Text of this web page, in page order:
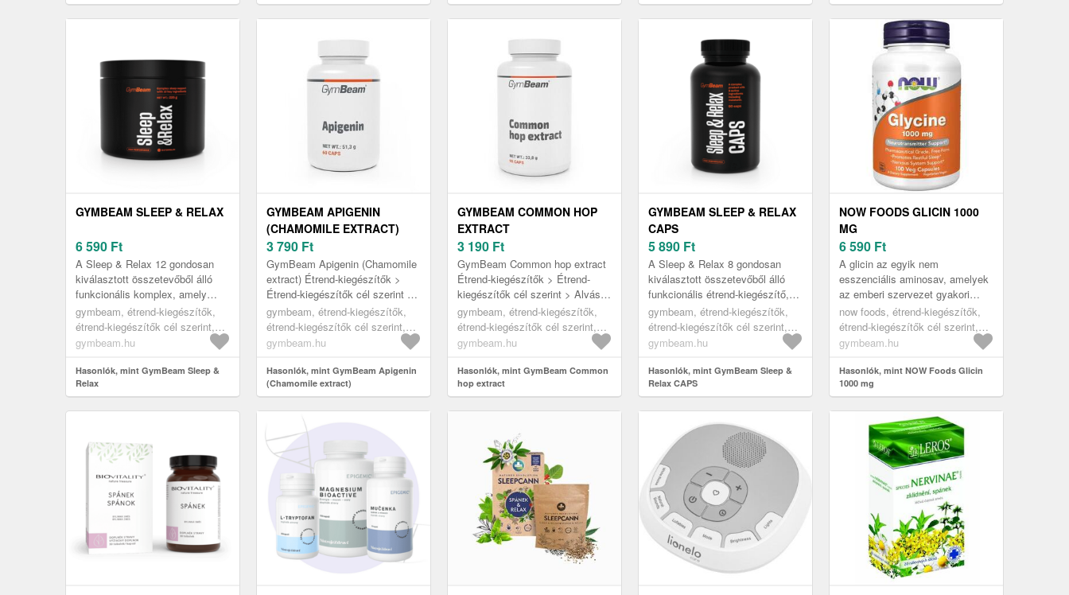
GYMBEAM SLEEP & RELAX
6 590 Ft
A Sleep & Relax 12 gondosan
kiválasztott összetevőből álló
funkcionális komplex, amely
remekül illeszkedik az elalvás
előtti rutino dba. A termék a...
gymbeam, étrend-kiegészítők,
étrend-kiegészítők cél szerint,
alvást segítő termékek
gymbeam.hu
Hasonlók, mint GymBeam Sleep &
Relax
GYMBEAM APIGENIN
(CHAMOMILE EXTRACT)
3 790 Ft
GymBeam Apigenin (Chamomile
extract) Étrend-kiegészítők >
Étrend-kiegészítők cél szerint >
Alvást segítő termékek
gymbeam, étrend-kiegészítők,
étrend-kiegészítők cél szerint,
alvást segítő termékek
gymbeam.hu
Hasonlók, mint GymBeam Apigenin
(Chamomile extract)
GYMBEAM COMMON HOP
EXTRACT
3 190 Ft
GymBeam Common hop extract
Étrend-kiegészítők > Étrend-
kiegészítők cél szerint > Alvást
segítő termékek
gymbeam, étrend-kiegészítők,
étrend-kiegészítők cél szerint,
alvást segítő termékek
gymbeam.hu
Hasonlók, mint GymBeam Common
hop extract
GYMBEAM SLEEP & RELAX
CAPS
5 890 Ft
A Sleep & Relax 8 gondosan
kiválasztott összetevőből álló
funkcionális étrend-kiegészítő,
amelyet az esti rutinhoz
terveztek. Az alváshormon
melato...
gymbeam, étrend-kiegészítők,
étrend-kiegészítők cél szerint,
alvást segítő termékek
gymbeam.hu
Hasonlók, mint GymBeam Sleep &
Relax CAPS
NOW FOODS GLICIN 1000
MG
6 590 Ft
A glicin az egyik nem
esszenciális aminosav, amelyek
az emberi szervezet gyakori
részei. Napi adagját napközben,
étkezés közbenés lefekvés előtt
ve...
now foods, étrend-kiegészítők,
étrend-kiegészítők cél szerint,
alvást segítő termékek
gymbeam.hu
Hasonlók, mint NOW Foods Glicin
1000 mg